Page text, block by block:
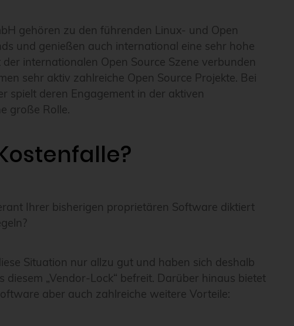
gehören zu den führenden Linux- und Open
und genießen auch international eine sehr hohe
internationalen Open Source Szene verbunden
sehr aktiv zahlreiche Open Source Projekte. Bei
spielt deren Engagement in der aktiven
große Rolle.
Ihrer bisherigen proprietären Software diktiert
Situation nur allzu gut und haben sich deshalb
diesem „Vendor-Lock“ befreit. Darüber hinaus bietet
aber auch zahlreiche weitere Vorteile: